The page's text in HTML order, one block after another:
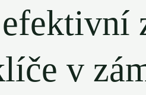
v